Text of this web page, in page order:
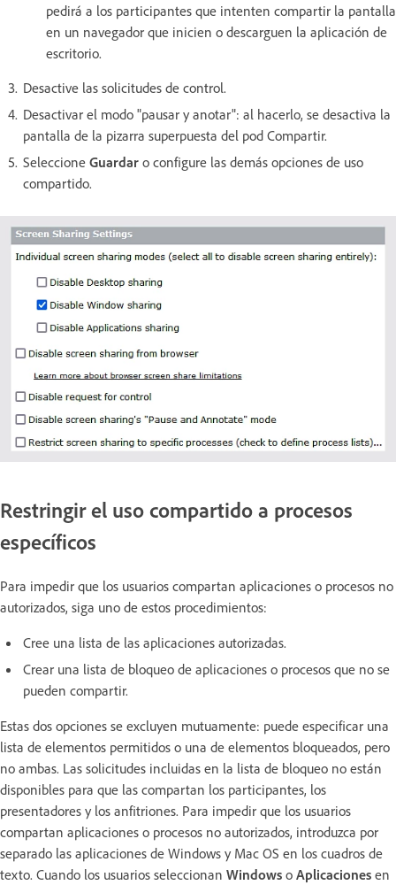
pedirá a los participantes que intenten compartir la pantalla
en un navegador que inicien o descarguen la aplicación de
escritorio.
Desactive las solicitudes de control.
Desactivar el modo "pausar y anotar": al hacerlo, se desactiva la
pantalla de la pizarra superpuesta del pod Compartir.
Seleccione Guardar o configure las demás opciones de uso
compartido.
Restringir el uso compartido a procesos
específicos
Para impedir que los usuarios compartan aplicaciones o procesos no
autorizados, siga uno de estos procedimientos:
Cree una lista de las aplicaciones autorizadas.
Crear una lista de bloqueo de aplicaciones o procesos que no se
pueden compartir.
Estas dos opciones se excluyen mutuamente: puede especificar una
lista de elementos permitidos o una de elementos bloqueados, pero
no ambas. Las solicitudes incluidas en la lista de bloqueo no están
disponibles para que las compartan los participantes, los
presentadores y los anfitriones. Para impedir que los usuarios
compartan aplicaciones o procesos no autorizados, introduzca por
separado las aplicaciones de Windows y Mac OS en los cuadros de
texto. Cuando los usuarios seleccionan Windows o Aplicaciones en